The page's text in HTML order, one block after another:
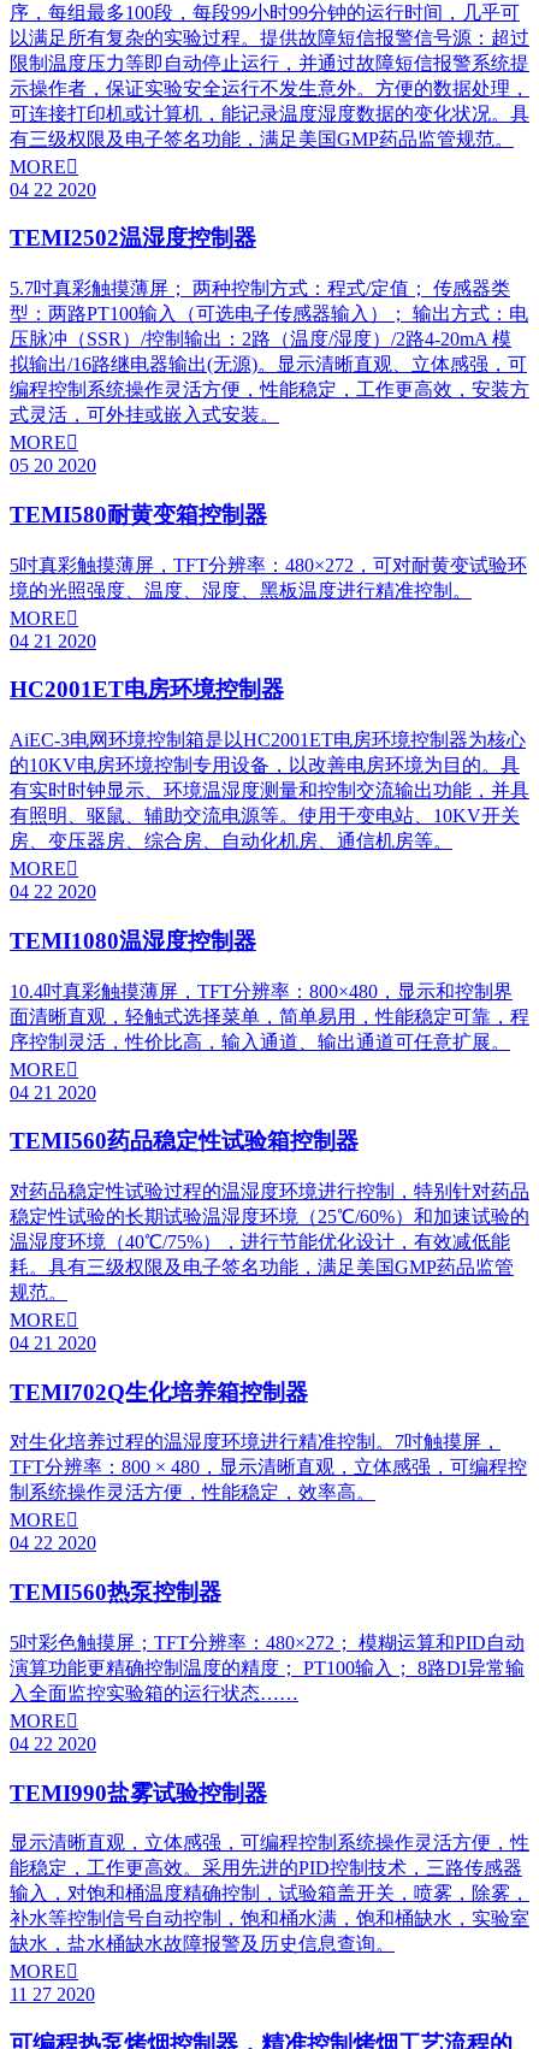
序，每组最多100段，每段99小时99分钟的运行时间，几乎可
以满足所有复杂的实验过程。提供故障短信报警信号源：超过
限制温度压力等即自动停止运行，并通过故障短信报警系统提
示操作者，保证实验安全运行不发生意外。方便的数据处理，
可连接打印机或计算机，能记录温度湿度数据的变化状况。具
有三级权限及电子签名功能，满足美国GMP药品监管规范。
MORE
04 22 2020
TEMI2502温湿度控制器
5.7吋真彩触摸薄屏； 两种控制方式：程式/定值； 传感器类
型：两路PT100输入（可选电子传感器输入）； 输出方式：电
压脉冲（SSR）/控制输出：2路（温度/湿度）/2路4-20mA 模
拟输出/16路继电器输出(无源)。显示清晰直观、立体感强，可
编程控制系统操作灵活方便，性能稳定，工作更高效，安装方
式灵活，可外挂或嵌入式安装。
MORE
05 20 2020
TEMI580耐黄变箱控制器
5吋真彩触摸薄屏，TFT分辨率：480×272，可对耐黄变试验环
境的光照强度、温度、湿度、黑板温度进行精准控制。
MORE
04 21 2020
HC2001ET电房环境控制器
AiEC-3电网环境控制箱是以HC2001ET电房环境控制器为核心
的10KV电房环境控制专用设备，以改善电房环境为目的。具
有实时时钟显示、环境温湿度测量和控制交流输出功能，并具
有照明、驱鼠、辅助交流电源等。使用于变电站、10KV开关
房、变压器房、综合房、自动化机房、通信机房等。
MORE
04 22 2020
TEMI1080温湿度控制器
10.4吋真彩触摸薄屏，TFT分辨率：800×480，显示和控制界
面清晰直观，轻触式选择菜单，简单易用，性能稳定可靠，程
序控制灵活，性价比高，输入通道、输出通道可任意扩展。
MORE
04 21 2020
TEMI560药品稳定性试验箱控制器
对药品稳定性试验过程的温湿度环境进行控制，特别针对药品
稳定性试验的长期试验温湿度环境（25℃/60%）和加速试验的
温湿度环境（40℃/75%），进行节能优化设计，有效减低能
耗。具有三级权限及电子签名功能，满足美国GMP药品监管
规范。
MORE
04 21 2020
TEMI702Q生化培养箱控制器
对生化培养过程的温湿度环境进行精准控制。7吋触摸屏，
TFT分辨率：800 × 480，显示清晰直观，立体感强，可编程控
制系统操作灵活方便，性能稳定，效率高。
MORE
04 22 2020
TEMI560热泵控制器
5吋彩色触摸屏；TFT分辨率：480×272； 模糊运算和PID自动
演算功能更精确控制温度的精度； PT100输入； 8路DI异常输
入全面监控实验箱的运行状态……
MORE
04 22 2020
TEMI990盐雾试验控制器
显示清晰直观，立体感强，可编程控制系统操作灵活方便，性
能稳定，工作更高效。采用先进的PID控制技术，三路传感器
输入，对饱和桶温度精确控制，试验箱盖开关，喷雾，除雾，
补水等控制信号自动控制，饱和桶水满，饱和桶缺水，实验室
缺水，盐水桶缺水故障报警及历史信息查询。
MORE
11 27 2020
可编程热泵烤烟控制器，精准控制烤烟工艺流程的